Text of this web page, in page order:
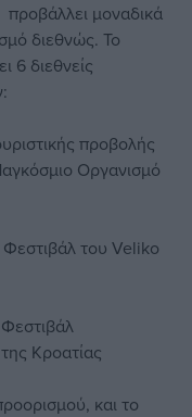
προβάλλει μοναδικά
διεθνώς. To
6 διεθνείς
προβολής
Οργανισμό
Φεστιβάλ του Veliko
Κροατίας
και το